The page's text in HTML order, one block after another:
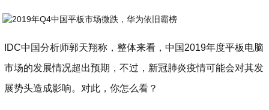
IDC中国分析师郭天翔称，整体来看，中国2019年度平板电脑
市场的发展情况超出预期，不过，新冠肺炎疫情可能会对其发
展势头造成影响。对此，你怎么看？